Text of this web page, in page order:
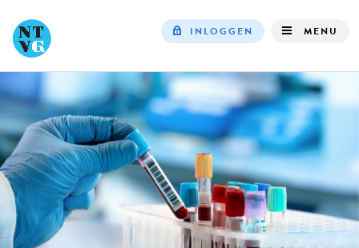
navigation
INLOGGEN MENU